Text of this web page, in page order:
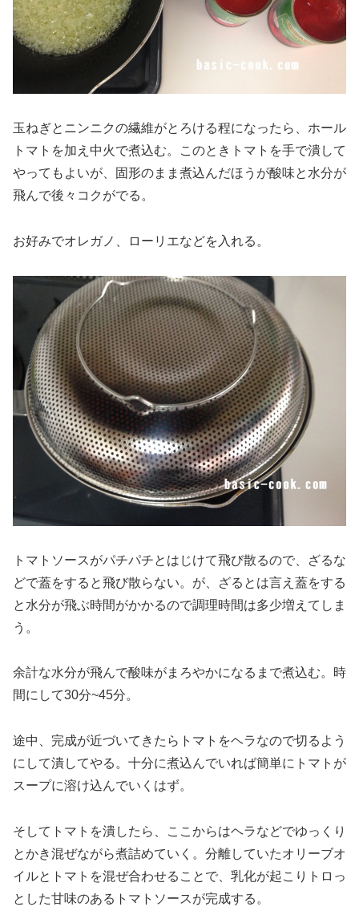
玉ねぎとニンニクの繊維がとろける程になったら、ホール
トマトを加え中火で煮込む。このときトマトを手で潰して
やってもよいが、固形のまま煮込んだほうが酸味と水分が
飛んで後々コクがでる。
お好みでオレガノ、ローリエなどを入れる。
トマトソースがパチパチとはじけて飛び散るので、ざるな
どで蓋をすると飛び散らない。が、ざるとは言え蓋をする
と水分が飛ぶ時間がかかるので調理時間は多少増えてしま
う。
余計な水分が飛んで酸味がまろやかになるまで煮込む。時
間にして30分~45分。
途中、完成が近づいてきたらトマトをヘラなので切るよう
にして潰してやる。十分に煮込んでいれば簡単にトマトが
スープに溶け込んでいくはず。
そしてトマトを潰したら、ここからはヘラなどでゆっくり
とかき混ぜながら煮詰めていく。分離していたオリーブオ
イルとトマトを混ぜ合わせることで、乳化が起こりトロっ
とした甘味のあるトマトソースが完成する。